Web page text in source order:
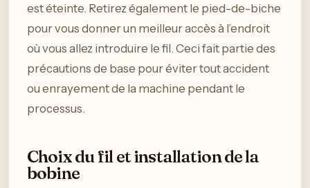
est éteinte. Retirez également le pied-de-biche
pour vous donner un meilleur accès à l’endroit
où vous allez introduire le fil. Ceci fait partie des
précautions de base pour éviter tout accident
ou enrayement de la machine pendant le
processus.
Choix du fil et installation de la
bobine